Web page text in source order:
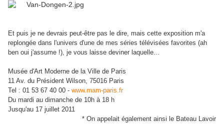
Et puis je ne devrais peut-être pas le dire, mais cette exposition m'a
replongée dans l'univers d'une de mes séries télévisées favorites (ah
ben oui j'assume !), je vous laisse deviner laquelle...
Musée d'Art Moderne de la Ville de Paris
11 Av. du Président Wilson, 75016 Paris
Tel : 01 53 67 40 00 - www.mam-paris.fr
Du mardi au dimanche de 10h à 18 h
Jusqu'au 17 juillet 2011
* On appelait également ainsi le Bateau Lavoir